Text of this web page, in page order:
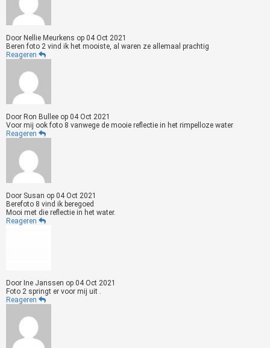
Door Nellie Meurkens op 04 Oct 2021
Beren foto 2 vind ik het mooiste, al waren ze allemaal prachtig
Reageren
Door Ron Bullee op 04 Oct 2021
Voor mij ook foto 8 vanwege de mooie reflectie in het rimpelloze water
Reageren
Door Susan op 04 Oct 2021
Berefoto 8 vind ik beregoed
Mooi met die reflectie in het water.
Reageren
Door Ine Janssen op 04 Oct 2021
Foto 2 springt er voor mij uit .
Reageren